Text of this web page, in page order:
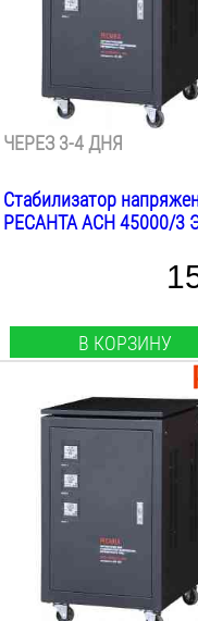
ЧЕРЕЗ 3-4 ДНЯ
Стабилизатор
РЕСАНТА АСН 45000/3
В КОРЗИНУ